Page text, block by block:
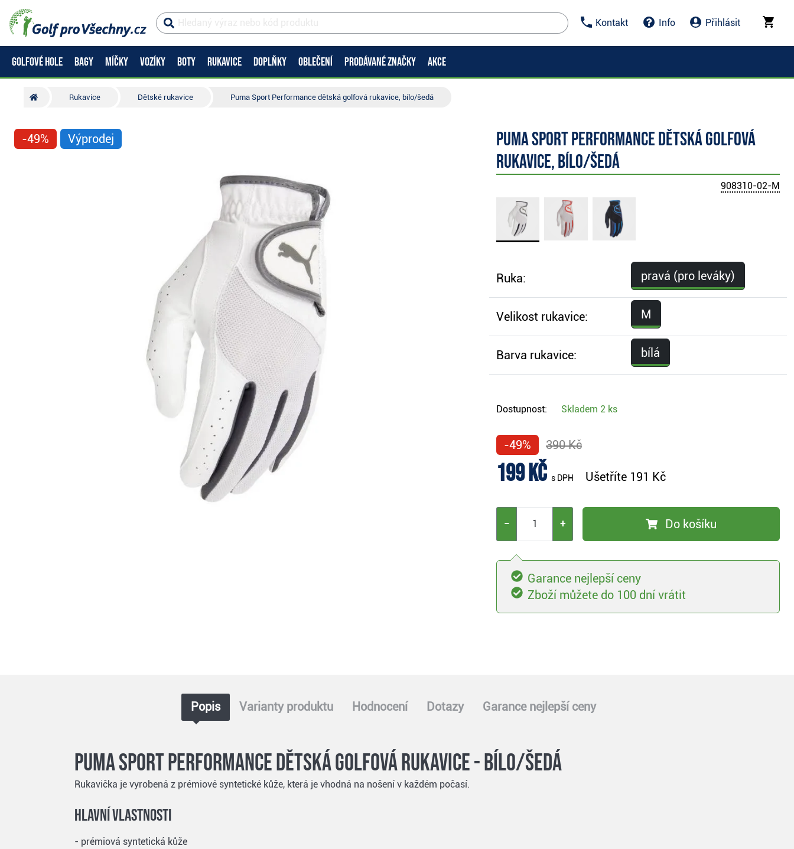
Kontakt Info Přihlásit
GOLFOVÉ HOLE BAGY MÍČKY VOZÍKY BOTY RUKAVICE DOPLŇKY OBLEČENÍ PRODÁVANÉ ZNAČKY AKCE
Rukavice Dětské rukavice Puma Sport Performance dětská golfová rukavice, bílo/šedá
-49% Výprodej
Puma Sport Performance dětská golfová
rukavice, bílo/šedá
908310-02-M
Ruka: pravá (pro leváky)
Velikost rukavice: M
Barva rukavice: bílá
Dostupnost: Skladem 2 ks
-49% 390 Kč
199 Kč s DPH Ušetříte 191 Kč
− + Do košíku
Garance nejlepší ceny
Zboží můžete do 100 dní vrátit
Popis Varianty produktu Hodnocení Dotazy Garance nejlepší ceny
Puma Sport Performance dětská golfová rukavice - bílo/šedá
Rukavička je vyrobená z prémiové syntetické kůže, která je vhodná na nošení v každém počasí.
Hlavní vlastnosti
- prémiová syntetická kůže